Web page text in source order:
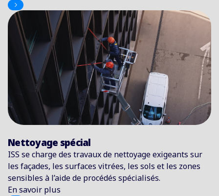
Nettoyage spécial
ISS se charge des travaux de nettoyage exigeants sur
les façades, les surfaces vitrées, les sols et les zones
sensibles à l’aide de procédés spécialisés.
En savoir plus